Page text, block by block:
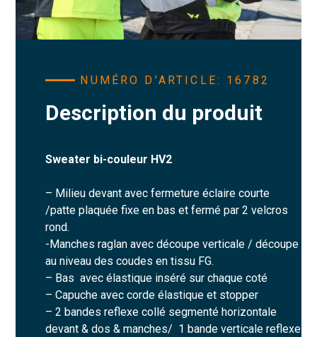
NUMÉRO D’ARTICLE: 16782
Description du produit
Sweater bi-couleur HV2
– Milieu devant avec fermeture éclaire courte
/patte plaquée fixe en bas et fermé par 2 velcros
rond.
-Manches raglan avec découpe verticale / découpe
au niveau des coudes en tissu FG.
– Bas avec élastique inséré sur chaque coté
– Capuche avec corde élastique et stopper
– 2 bandes reflexe collé segmenté horizontale
devant & dos & manches/ 1 bande verticale reflexe